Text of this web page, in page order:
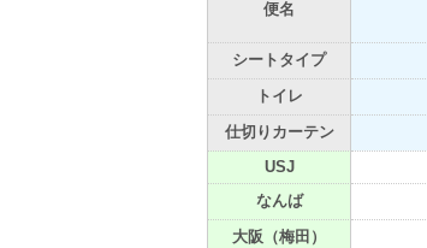
便名
シートタイプ
トイレ
仕切りカーテン
USJ
なんば
大阪（梅田）